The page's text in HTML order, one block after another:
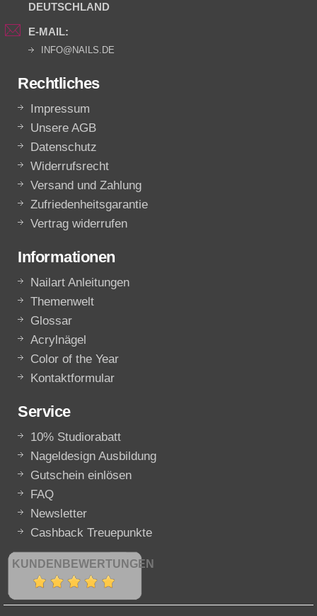
DEUTSCHLAND
E-MAIL:
INFO@NAILS.DE
Rechtliches
Impressum
Unsere AGB
Datenschutz
Widerrufsrecht
Versand und Zahlung
Zufriedenheitsgarantie
Vertrag widerrufen
Informationen
Nailart Anleitungen
Themenwelt
Glossar
Acrylnägel
Color of the Year
Kontaktformular
Service
10% Studiorabatt
Nageldesign Ausbildung
Gutschein einlösen
FAQ
Newsletter
Cashback Treuepunkte
KUNDENBEWERTUNGEN